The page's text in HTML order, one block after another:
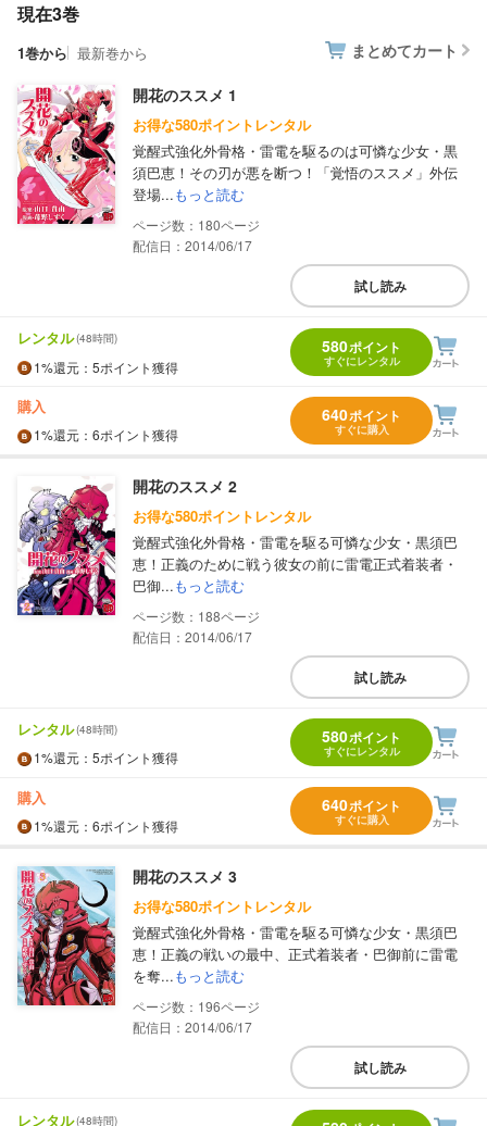
現在3巻
1巻から 最新巻から まとめてカート
開花のススメ 1
お得な580ポイントレンタル
覚醒式強化外骨格・雷電を駆るのは可憐な少女・黒
須巴恵！その刃が悪を断つ！「覚悟のススメ」外伝
登場...もっと読む
180
配信日：2014/06/17
試し読み
レンタル(48時間)
1%還元 ：5ポイント獲得
580ポイント
すぐにレンタル
購入
1%還元 ：6ポイント獲得
640ポイント
すぐに購入
開花のススメ 2
お得な580ポイントレンタル
覚醒式強化外骨格・雷電を駆る可憐な少女・黒須巴
恵！正義のために戦う彼女の前に雷電正式着装者・
巴御...もっと読む
188
配信日：2014/06/17
試し読み
レンタル(48時間)
1%還元 ：5ポイント獲得
580ポイント
すぐにレンタル
購入
1%還元 ：6ポイント獲得
640ポイント
すぐに購入
開花のススメ 3
お得な580ポイントレンタル
覚醒式強化外骨格・雷電を駆る可憐な少女・黒須巴
恵！正義の戦いの最中、正式着装者・巴御前に雷電
を奪...もっと読む
196
配信日：2014/06/17
試し読み
レンタル(48時間)